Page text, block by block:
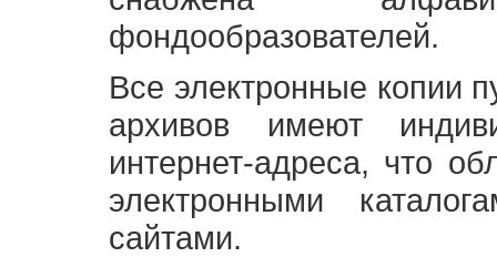
фондообразователей.
Все электронные копии
архивов имеют
интернет-адреса, что
электронными
сайтами.